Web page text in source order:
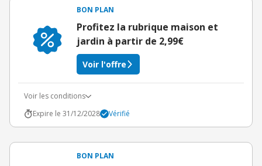
BON PLAN
Profitez la rubrique maison et
jardin à partir de 2,99€
Voir l'offre
Voir les conditions
Expire le 31/12/2028
Vérifié
BON PLAN